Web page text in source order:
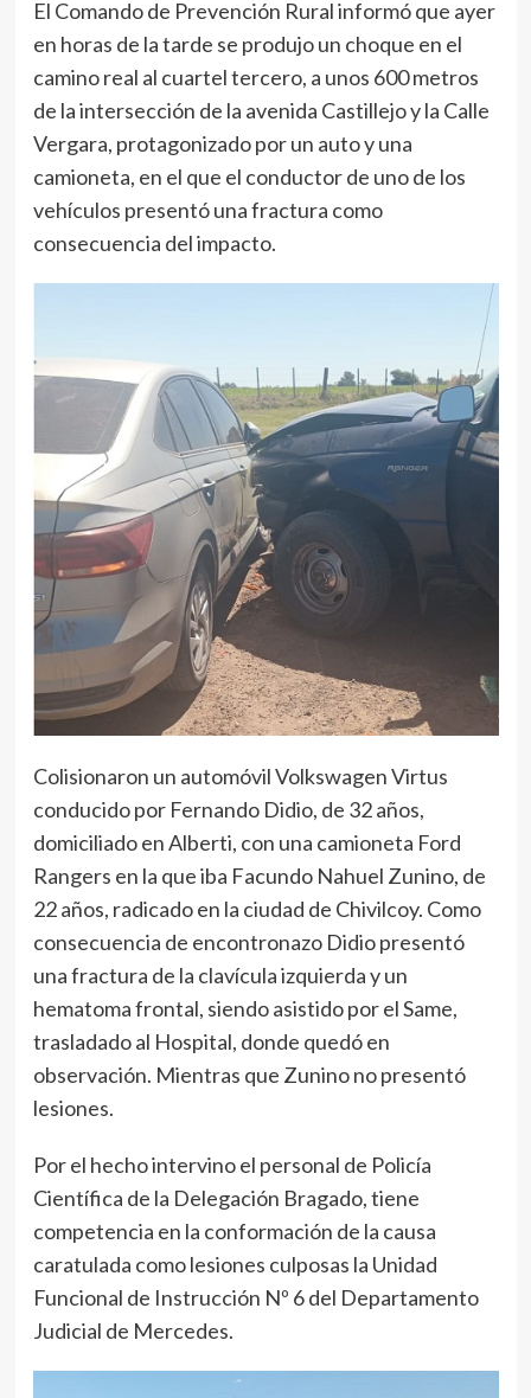
El Comando de Prevención Rural informó que ayer
en horas de la tarde se produjo un choque en el
camino real al cuartel tercero, a unos 600 metros
de la intersección de la avenida Castillejo y la Calle
Vergara, protagonizado por un auto y una
camioneta, en el que el conductor de uno de los
vehículos presentó una fractura como
consecuencia del impacto.
Colisionaron un automóvil Volkswagen Virtus
conducido por Fernando Didio, de 32 años,
domiciliado en Alberti, con una camioneta Ford
Rangers en la que iba Facundo Nahuel Zunino, de
22 años, radicado en la ciudad de Chivilcoy. Como
consecuencia de encontronazo Didio presentó
una fractura de la clavícula izquierda y un
hematoma frontal, siendo asistido por el Same,
trasladado al Hospital, donde quedó en
observación. Mientras que Zunino no presentó
lesiones.
Por el hecho intervino el personal de Policía
Científica de la Delegación Bragado, tiene
competencia en la conformación de la causa
caratulada como lesiones culposas la Unidad
Funcional de Instrucción Nº 6 del Departamento
Judicial de Mercedes.